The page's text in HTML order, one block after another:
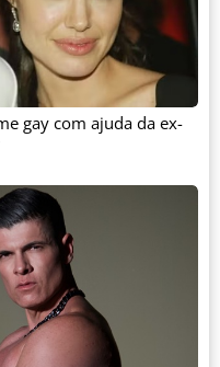
gay com ajuda da ex-